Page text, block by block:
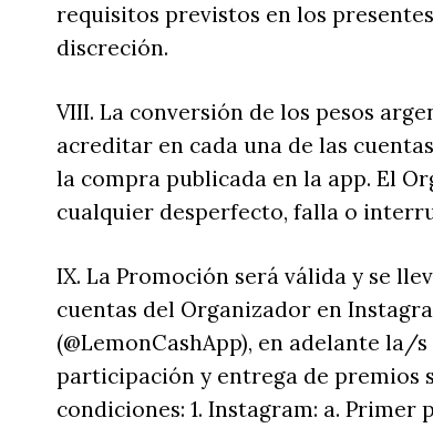
requisitos previstos en los
discreción.
VIII. La conversión de los pesos
acreditar en cada una de las
la compra publicada en la app. El
cualquier desperfecto, falla o
IX. La Promoción será válida y se
cuentas del Organizador en
(@LemonCashApp), en adelante la/
participación y entrega de premios
condiciones: 1. Instagram: a.